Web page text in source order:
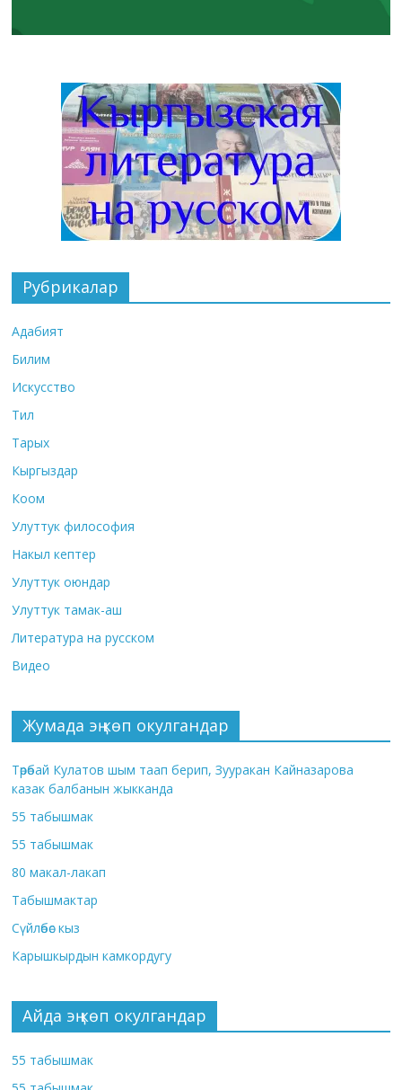
Рубрикалар
Адабият
Билим
Искусство
Тил
Тарых
Кыргыздар
Коом
Улуттук философия
Накыл кептер
Улуттук оюндар
Улуттук тамак-аш
Литература на русском
Видео
Жумада эң көп окулгандар
Төрөбай Кулатов шым таап берип, Зууракан Кайназарова
казак балбанын жыкканда
55 табышмак
55 табышмак
80 макал-лакап
Табышмактар
Сүйлөбөс кыз
Карышкырдын камкордугу
Айда эң көп окулгандар
55 табышмак